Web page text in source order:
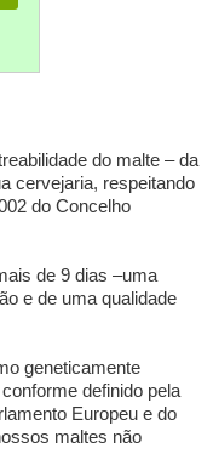
do malte – da
cervejaria, respeitando
do Concelho
de 9 dias –uma
e de uma qualidade
geneticamente
definido pela
Europeu e do
maltes não